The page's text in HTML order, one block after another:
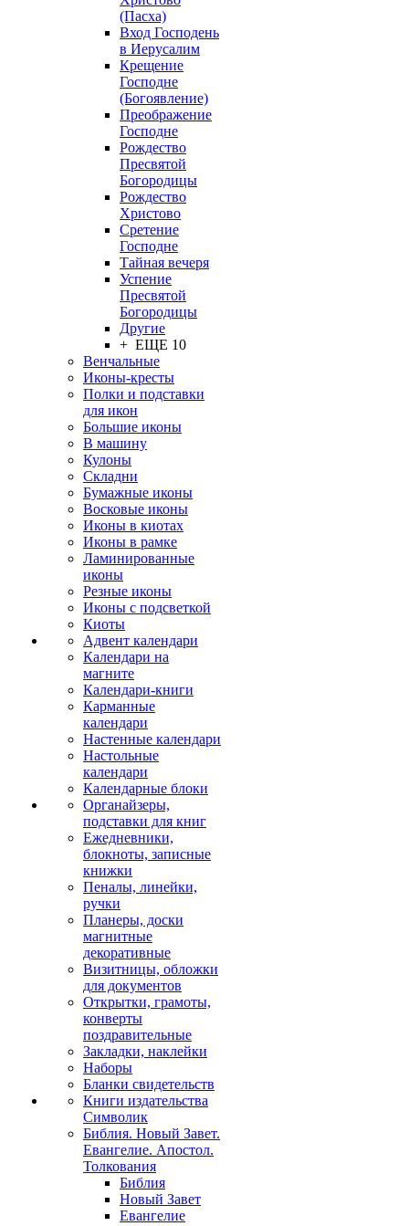
(Пасха)
Вход Господень
в Иерусалим
Крещение
Господне
(Богоявление)
Преображение
Господне
Рождество
Пресвятой
Богородицы
Рождество
Христово
Сретение
Господне
Тайная вечеря
Успение
Пресвятой
Богородицы
Другие
+ ЕЩЕ 10
Венчальные
Иконы-кресты
Полки и подставки
для икон
Большие иконы
В машину
Кулоны
Складни
Бумажные иконы
Восковые иконы
Иконы в киотах
Иконы в рамке
Ламинированные
иконы
Резные иконы
Иконы с подсветкой
Киоты
Адвент календари
Календари на
магните
Календари-книги
Карманные
календари
Настенные календари
Настольные
календари
Календарные блоки
Органайзеры,
подставки для книг
Ежедневники,
блокноты, записные
книжки
Пеналы, линейки,
ручки
Планеры, доски
магнитные
декоративные
Визитницы, обложки
для документов
Открытки, грамоты,
конверты
поздравительные
Закладки, наклейки
Наборы
Бланки свидетельств
Книги издательства
Символик
Библия. Новый Завет.
Евангелие. Апостол.
Толкования
Библия
Новый Завет
Евангелие